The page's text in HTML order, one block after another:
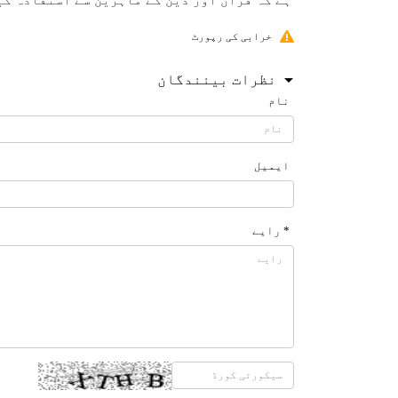
خرابی کی رپورٹ
نظرات بینندگان
نام
ایمیل
* رایے